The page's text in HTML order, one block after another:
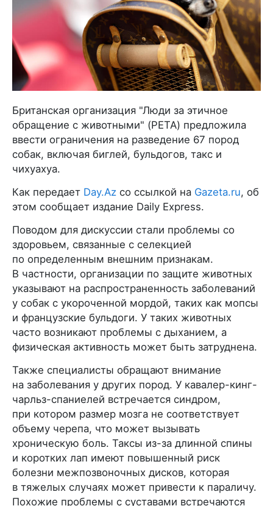
Британская организация "Люди за этичное
обращение с животными" (PETA) предложила
ввести ограничения на разведение 67 пород
собак, включая биглей, бульдогов, такс и
чихуахуа.
Как передает Day.Az со ссылкой на Gazeta.ru, об
этом сообщает издание Daily Express.
Поводом для дискуссии стали проблемы со
здоровьем, связанные с селекцией
по определенным внешним признакам.
В частности, организации по защите животных
указывают на распространенность заболеваний
у собак с укороченной мордой, таких как мопсы
и французские бульдоги. У таких животных
часто возникают проблемы с дыханием, а
физическая активность может быть затруднена.
Также специалисты обращают внимание
на заболевания у других пород. У кавалер-кинг-
чарльз-спаниелей встречается синдром,
при котором размер мозга не соответствует
объему черепа, что может вызывать
хроническую боль. Таксы из-за длинной спины
и коротких лап имеют повышенный риск
болезни межпозвоночных дисков, которая
в тяжелых случаях может привести к параличу.
Похожие проблемы с суставами встречаются